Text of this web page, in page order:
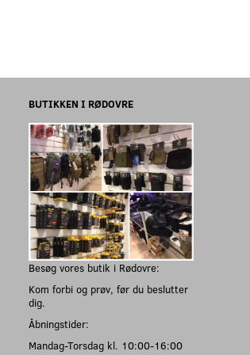
BUTIKKEN I RØDOVRE
Besøg vores butik i Rødovre:
Kom forbi og prøv, før du beslutter
dig.
Åbningstider:
Mandag-Torsdag kl. 10:00-16:00